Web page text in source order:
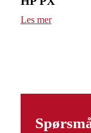
Les mer